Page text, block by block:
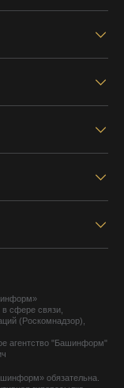
сфере связи,
(Роскомнадзор),
агентство "Башинформ"
обязательна.